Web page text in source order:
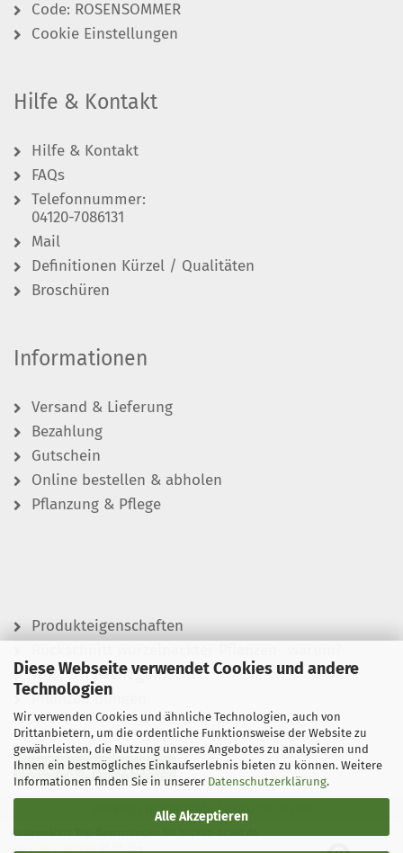
Diese Webseite verwendet Cookies und andere
Technologien
Wir verwenden Cookies und ähnliche Technologien, auch von
Drittanbietern, um die ordentliche Funktionsweise der Website zu
gewährleisten, die Nutzung unseres Angebotes zu analysieren und
Ihnen ein bestmögliches Einkaufserlebnis bieten zu können. Weitere
Informationen finden Sie in unserer Datenschutzerklärung.
Alle Akzeptieren
Code: ROSENSOMMER
Cookie Einstellungen
Hilfe & Kontakt
Hilfe & Kontakt
FAQs
Telefonnummer:
04120-7086131
Mail
Definitionen Kürzel / Qualitäten
Broschüren
Informationen
Versand & Lieferung
Bezahlung
Gutschein
Online bestellen & abholen
Pflanzung & Pflege
Produkteigenschaften
Wässern leicht gemacht
Pflanzen düngen
Vertrag widerrufen
Shopping Cart Software by Gambio.com © 2026
Ausgewählte Top-Bewertungen für hecken-direkt.de